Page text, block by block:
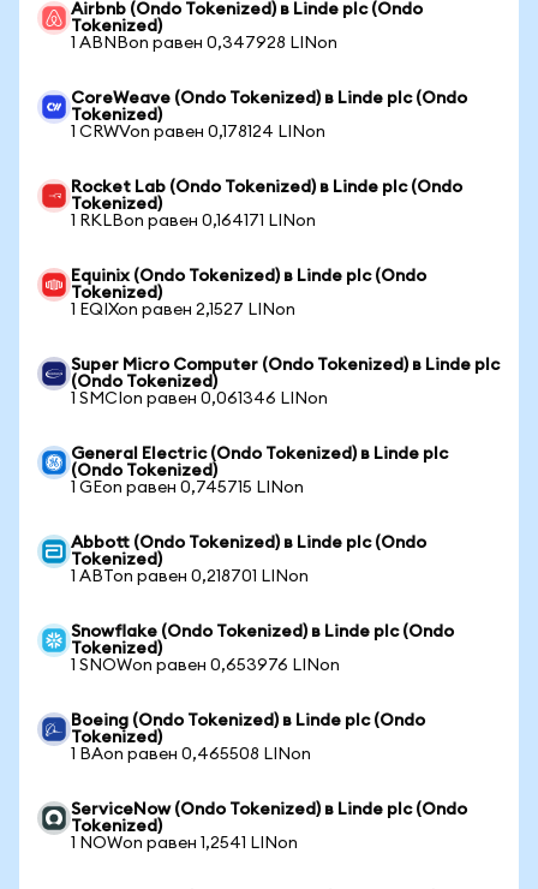
Airbnb (Ondo Tokenized) в Linde plc (Ondo
Tokenized)
1 ABNBon равен 0,347928 LINon
CoreWeave (Ondo Tokenized) в Linde plc (Ondo
Tokenized)
1 CRWVon равен 0,178124 LINon
Rocket Lab (Ondo Tokenized) в Linde plc (Ondo
Tokenized)
1 RKLBon равен 0,164171 LINon
Equinix (Ondo Tokenized) в Linde plc (Ondo
Tokenized)
1 EQIXon равен 2,1527 LINon
Super Micro Computer (Ondo Tokenized) в Linde plc
(Ondo Tokenized)
1 SMCIon равен 0,061346 LINon
General Electric (Ondo Tokenized) в Linde plc
(Ondo Tokenized)
1 GEon равен 0,745715 LINon
Abbott (Ondo Tokenized) в Linde plc (Ondo
Tokenized)
1 ABTon равен 0,218701 LINon
Snowflake (Ondo Tokenized) в Linde plc (Ondo
Tokenized)
1 SNOWon равен 0,653976 LINon
Boeing (Ondo Tokenized) в Linde plc (Ondo
Tokenized)
1 BAon равен 0,465508 LINon
ServiceNow (Ondo Tokenized) в Linde plc (Ondo
Tokenized)
1 NOWon равен 1,2541 LINon